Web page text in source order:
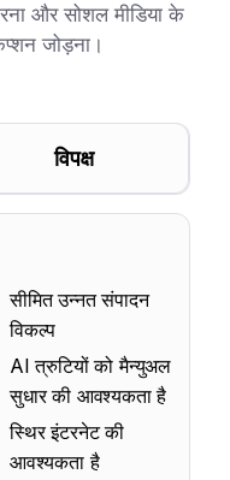
और सोशल मीडिया के
जोड़ना।
विपक्ष
सीमित उन्नत संपादन
विकल्प
AI त्रुटियों को मैन्युअल
सुधार की आवश्यकता है
स्थिर इंटरनेट की
आवश्यकता है